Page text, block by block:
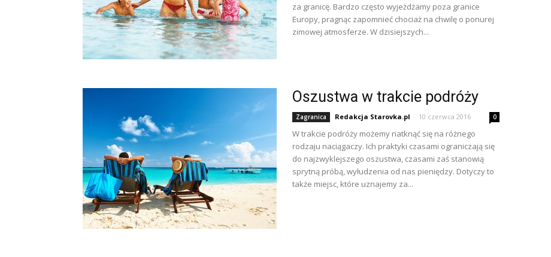
za granicę. Bardzo często wyjeżdżamy poza granice
Europy, pragnąc zapomnieć chociaż na chwilę o ponurej
zimowej atmosferze. W dzisiejszych...
Oszustwa w trakcie podróży
Zagranica Redakcja Starovka.pl - 10 czerwca 2016 0
W trakcie podróży możemy natknąć się na różnego
rodzaju naciągaczy. Ich praktyki czasami ograniczają się
do najzwyklejszego oszustwa, czasami zaś stanowią
sprytną próbą, wyłudzenia od nas pieniędzy. Dotyczy to
także miejsc, które uznajemy za...